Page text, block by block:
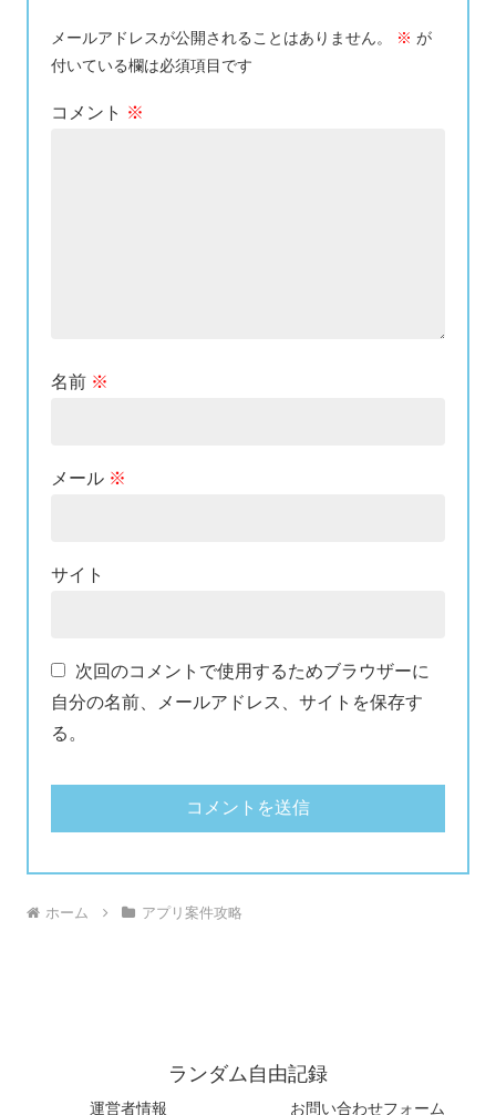
メールアドレスが公開されることはありません。 ※ が
付いている欄は必須項目です
コメント ※
名前 ※
メール ※
サイト
次回のコメントで使用するためブラウザーに
自分の名前、メールアドレス、サイトを保存す
る。
ホーム アプリ案件攻略
ランダム自由記録
運営者情報 お問い合わせフォーム